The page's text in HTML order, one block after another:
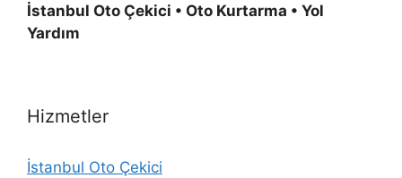
İstanbul Oto Çekici • Oto Kurtarma • Yol
Yardım
Hizmetler
İstanbul Oto Çekici